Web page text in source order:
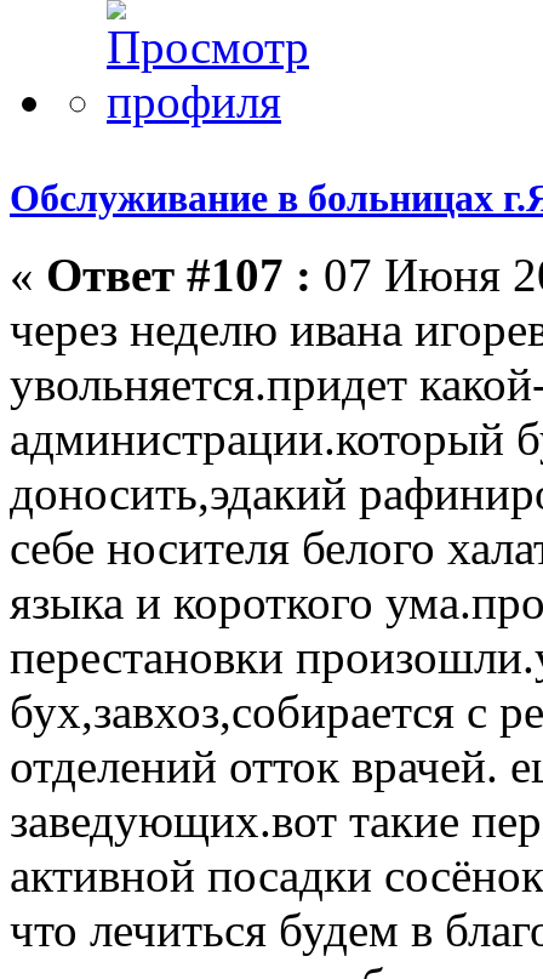
Обслуживание в больницах
« Ответ #107 : 07 Июня
через неделю ивана
увольняется.придет
администрации.который
доносить,эдакий
себе носителя белого
языка и короткого
перестановки
бух,завхоз,собирается с
отделений отток врачей.
заведующих.вот такие
активной посадки
что лечиться будем в